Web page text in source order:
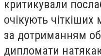
критикували
очікують чіткіших
за дотриманням
дипломати